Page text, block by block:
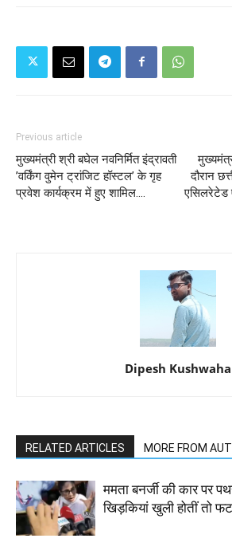
Previous article
मुख्यमंत्री श्री बघेल नवनिर्मित इंद्रावती
’वर्किंग वुमेन ट्रांजिट हॉस्टल’ के गृह
प्रवेश कार्यक्रम में हुए शामिल....
दौरान
एसिलरेटेड
Dipesh Kushwaha
RELATED ARTICLES MORE FROM
ममता बनर्जी की कार पर
खिड़कियां खुली होतीं तो